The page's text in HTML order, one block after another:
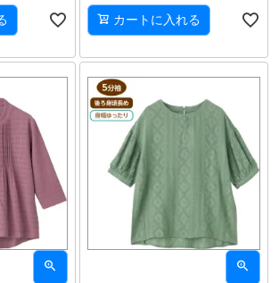
カートに入れる